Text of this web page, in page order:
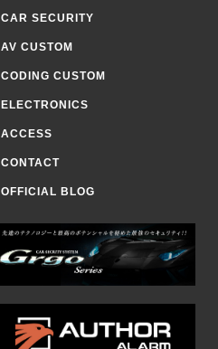
CAR SECURITY
AV CUSTOM
CODING CUSTOM
ELECTRONICS
ACCESS
CONTACT
OFFICIAL BLOG